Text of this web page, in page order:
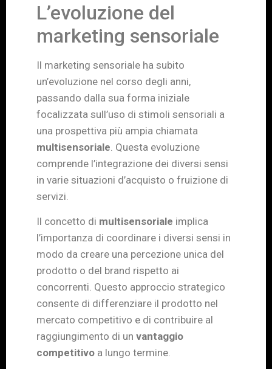
L’evoluzione del
marketing sensoriale
Il marketing sensoriale ha subito
un’evoluzione nel corso degli anni,
passando dalla sua forma iniziale
focalizzata sull’uso di stimoli sensoriali a
una prospettiva più ampia chiamata
multisensoriale . Questa evoluzione
comprende l’integrazione dei diversi sensi
in varie situazioni d’acquisto o fruizione di
servizi.
Il concetto di multisensoriale implica
l’importanza di coordinare i diversi sensi in
modo da creare una percezione unica del
prodotto o del brand rispetto ai
concorrenti. Questo approccio strategico
consente di differenziare il prodotto nel
mercato competitivo e di contribuire al
raggiungimento di un vantaggio
competitivo a lungo termine.